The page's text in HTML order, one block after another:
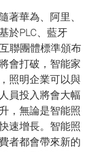
著華為、阿里、
於PLC、藍牙
聯團體標準頒布
會打破，智能家
照明企業可以與
員投入將會大幅
，無論是智能照
速增長。智能照
者都會帶來新的